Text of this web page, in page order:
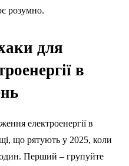
розумно.
для
в
електроенергії в
що рятують у 2025, коли
Перший – групуйте